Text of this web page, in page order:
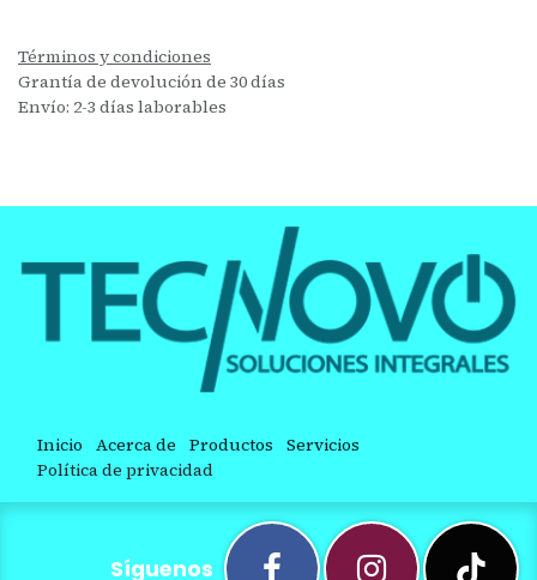
Términos y condiciones
Grantía de devolución de 30 días
Envío: 2-3 días laborables
Inicio Acerca de Productos Servicios
Política de privacidad
Síguenos